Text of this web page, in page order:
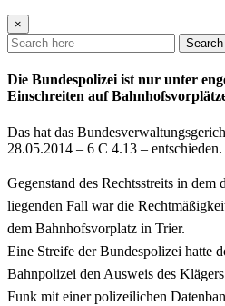
×
Search
Die Bundespolizei ist nur unter
Einschreiten auf
Das hat das
28.05.2014 – 6 C 4.13 – entschieden.
Gegenstand des Rechtsstreits in dem
liegenden Fall war die
dem Bahnhofsvorplatz in Trier.
Eine Streife der Bundespolizei hatte
Bahnpolizei den Ausweis des
Funk mit einer polizeilichen